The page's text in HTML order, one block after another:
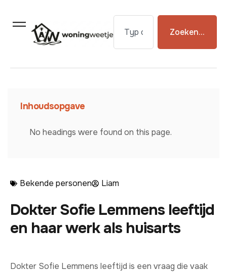
Zoeken...
Inhoudsopgave
No headings were found on this page.
Bekende personen Liam
Dokter Sofie Lemmens leeftijd
en haar werk als huisarts
Dokter Sofie Lemmens leeftijd is een vraag die vaak